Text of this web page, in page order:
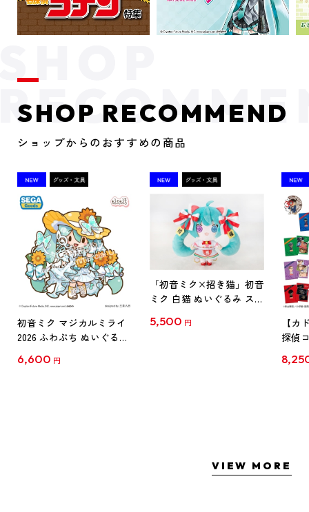
SHOP RECOMMEND
ショップからのおすすめの商品
初音ミク マジカルミライ
2026 ふわぷち ぬいぐるみ
6,600 円
「初音ミク×招き猫」初音
ミク 白猫 ぬいぐるみ スタ
5,500 円
【カ
探偵
クリ
VIEW MORE